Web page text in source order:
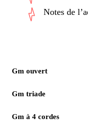
Notes de
Gm ouvert
Gm triade
Gm à 4 cordes